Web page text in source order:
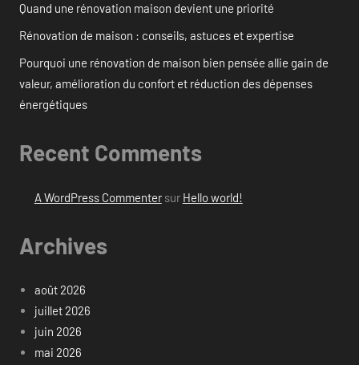
Quand une rénovation maison devient une priorité
Rénovation de maison : conseils, astuces et expertise
Pourquoi une rénovation de maison bien pensée allie gain de
valeur, amélioration du confort et réduction des dépenses
énergétiques
Recent Comments
A WordPress Commentersur Hello world!
Archives
août 2026
juillet 2026
juin 2026
mai 2026